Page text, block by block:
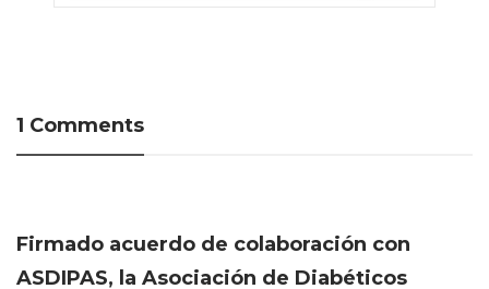
1 Comments
Firmado acuerdo de colaboración con
ASDIPAS, la Asociación de Diabéticos